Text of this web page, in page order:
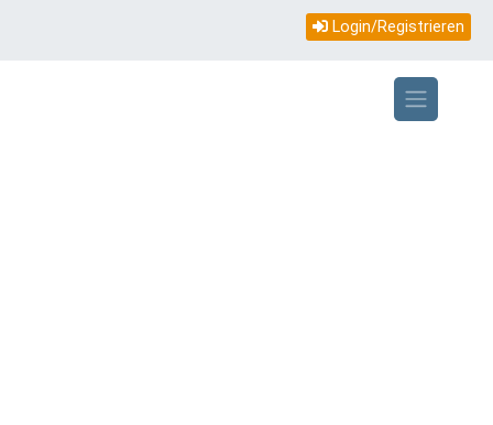
Login/Registrieren